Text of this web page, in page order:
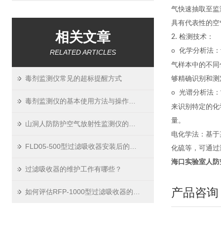
相关文章
RELATED ARTICLES
毒剂监测仪常见的超标提醒方式
过滤吸收器的维护工作有哪些？
气快速抽取至
具有代表性的
2. 检测技术：
o 化学分析法
气样本中的不
够精确识别和
o 光谱分析法
来识别特定的
量。
电化学法：基
化硫等，可通
海口实验室人
产品咨询